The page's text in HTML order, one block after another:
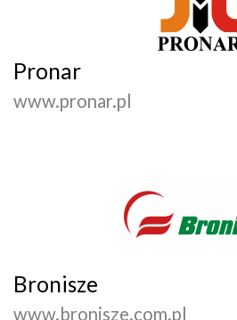
Pronar
www.pronar.pl
Bronisze
www.bronisze.com.pl